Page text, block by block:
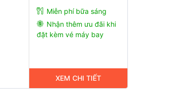
Miễn phí bữa sáng
Nhận thêm ưu đãi khi
đặt kèm vé máy bay
XEM CHI TIẾT